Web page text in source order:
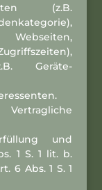
(z.B.
Webseiten,
Geräte-
Vertragliche
und
1 S. 1 lit. b.
6 Abs. 1 S. 1